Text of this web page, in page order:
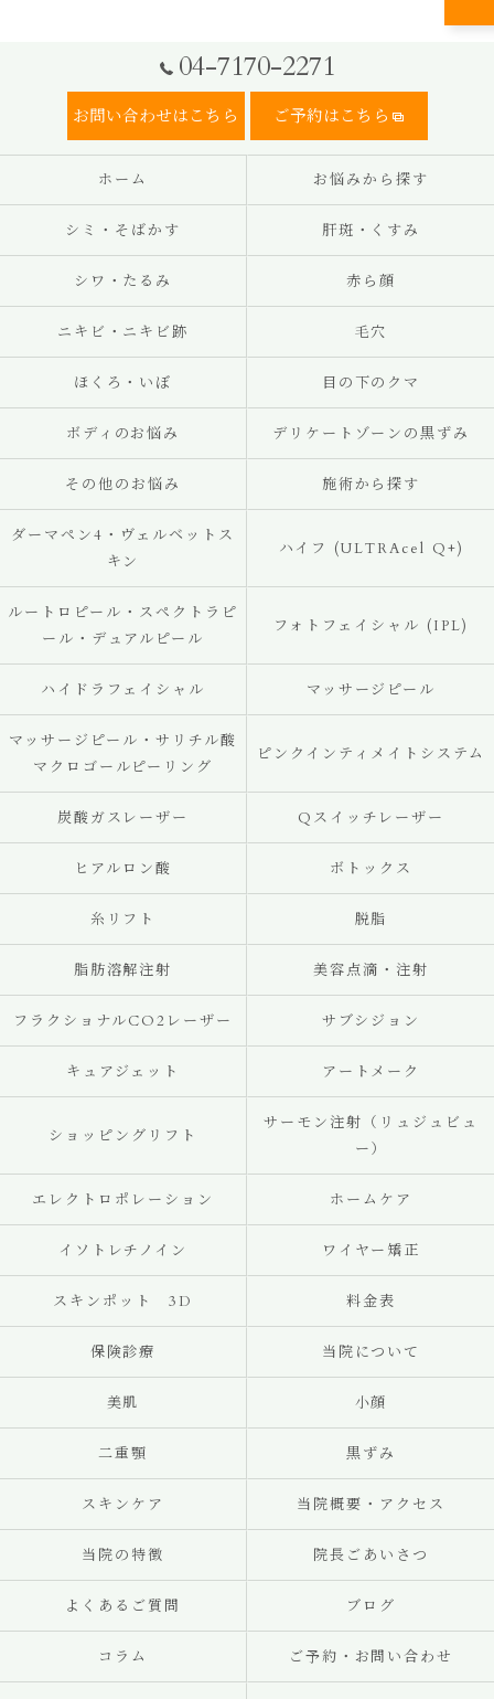
04-7170-2271
お問い合わせはこちら ご予約はこちら
ホーム お悩みから探す
シミ・そばかす 肝斑・くすみ
シワ・たるみ 赤ら顔
ニキビ・ニキビ跡 毛穴
ほくろ・いぼ 目の下のクマ
ボディのお悩み デリケートゾーンの黒ずみ
その他のお悩み 施術から探す
ダーマペン4・ヴェルベットス
キン
ハイフ (ULTRAcel Q+)
ルートロピール・スペクトラピ
ール・デュアルピール
フォトフェイシャル (IPL)
ハイドラフェイシャル マッサージピール
マッサージピール・サリチル酸
マクロゴールピーリング
ピンクインティメイトシステム
炭酸ガスレーザー Qスイッチレーザー
ヒアルロン酸 ボトックス
糸リフト 脱脂
脂肪溶解注射 美容点滴・注射
フラクショナルCO2レーザー サブシジョン
キュアジェット アートメーク
ショッピングリフト
サーモン注射（リュジュビュ
ー）
エレクトロポレーション ホームケア
イソトレチノイン ワイヤー矯正
スキンポット 3D 料金表
保険診療 当院について
美肌 小顔
二重顎 黒ずみ
スキンケア 当院概要・アクセス
当院の特徴 院長ごあいさつ
よくあるご質問 ブログ
コラム ご予約・お問い合わせ